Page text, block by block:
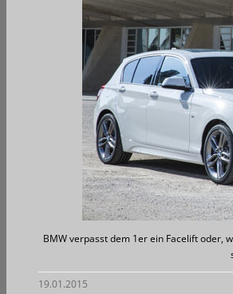
BMW verpasst dem 1er ein Facelift oder,
19.01.2015